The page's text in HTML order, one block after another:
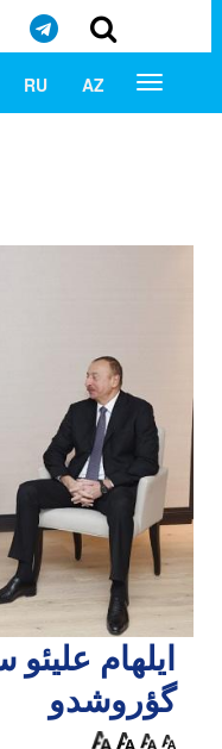
AZ
RU
ایلهام
گؤروشدو